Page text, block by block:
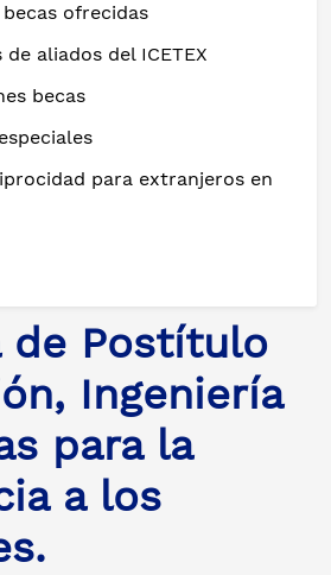
ofrecidas
aliados del ICETEX
becas
para extranjeros en
de Postítulo
Ingeniería
para la
a los